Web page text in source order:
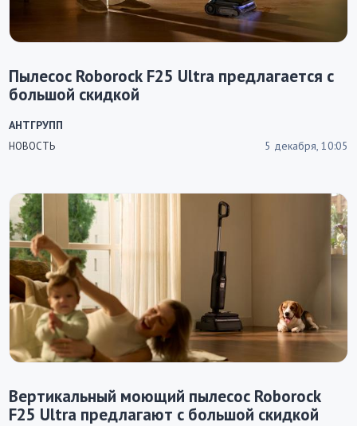
Пылесос Roborock F25 Ultra предлагается с
большой скидкой
НОВОСТЬ 5 декабря, 10:05
АНТГРУПП
Вертикальный моющий пылесос Roborock
F25 Ultra предлагают с большой скидкой